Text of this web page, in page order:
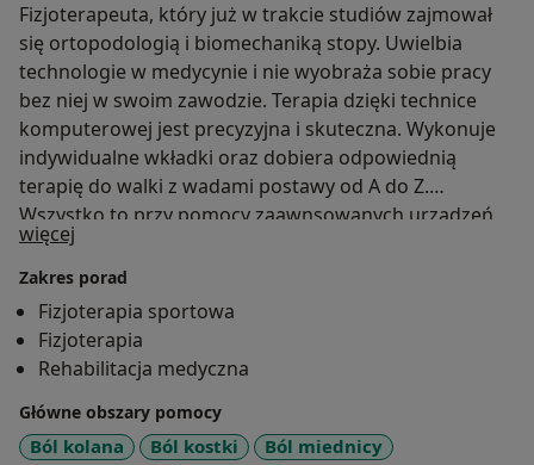
Fizjoterapeuta, który już w trakcie studiów zajmował
się ortopodologią i biomechaniką stopy. Uwielbia
technologie w medycynie i nie wyobraża sobie pracy
bez niej w swoim zawodzie. Terapia dzięki technice
komputerowej jest precyzyjna i skuteczna. Wykonuje
indywidualne wkładki oraz dobiera odpowiednią
terapię do walki z wadami postawy od A do Z.
Wszystko to przy pomocy zaawnsowanych urządzeń
diagnostycznych i wiedzy, którą ciągle poszerza.
Jest to praca marzeń, w której dokształcanie się
przynosi jeszcze większą satysfakcję z leczenia
Pacjentów.
więcej
Zakres porad
Fizjoterapia sportowa
Fizjoterapia
Rehabilitacja medyczna
Główne obszary pomocy
Ból kolana Ból kostki
Ból miednicy